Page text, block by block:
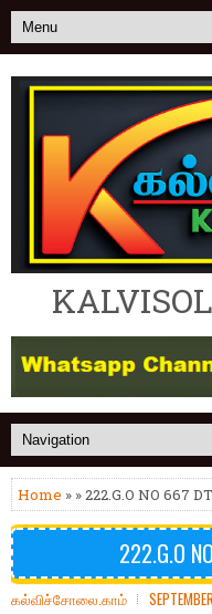
Home » » 222.G.O NO 667
222.G.O
கல்விச்சோலை.காம்